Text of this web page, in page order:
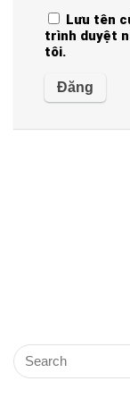
Lưu tên
trình duyệt
tôi.